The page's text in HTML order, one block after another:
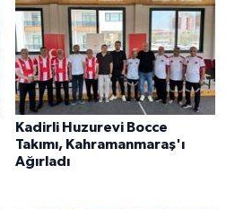
Kadirli Huzurevi Bocce
Takımı, Kahramanmaraş'ı
Ağırladı